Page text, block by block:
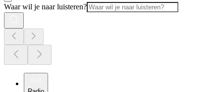
Waar wil je naar luisteren?